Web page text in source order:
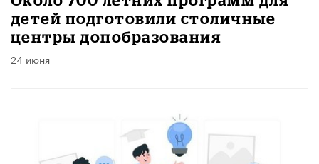
детей подготовили столичные
центры допобразования
24 июня